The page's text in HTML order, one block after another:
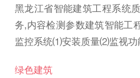
黑龙江省智能建筑工程系统
务,内容检测参数建筑智能工
监控系统⑴安装质量⑵监视功
绿色建筑